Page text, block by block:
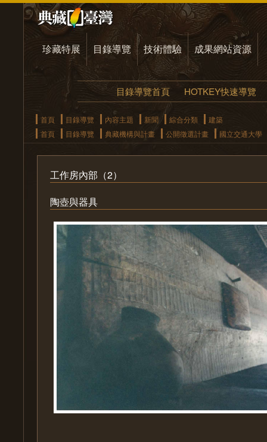
珍藏特展 目錄導覽 技術體驗 成果網站資源
目錄導覽首頁 HOTKEY快速導覽
首頁 目錄導覽 內容主題 新聞 綜合分類
建築
首頁
目錄導覽 典藏機構與計畫 公開徵選計畫 國立交通大學
工作房內部（2）
陶壺與器具